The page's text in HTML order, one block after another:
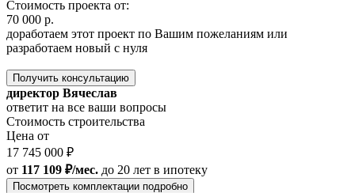
Стоимость проекта от:
70 000 р.
доработаем этот проект по Вашим пожеланиям или
разработаем новый с нуля
Получить консультацию
директор Вячеслав
ответит на все ваши вопросы
Стоимость строительства
Цена от
17 745 000 ₽
от 117 109 ₽/мес. до 20 лет в ипотеку
Посмотреть комплектации подробно